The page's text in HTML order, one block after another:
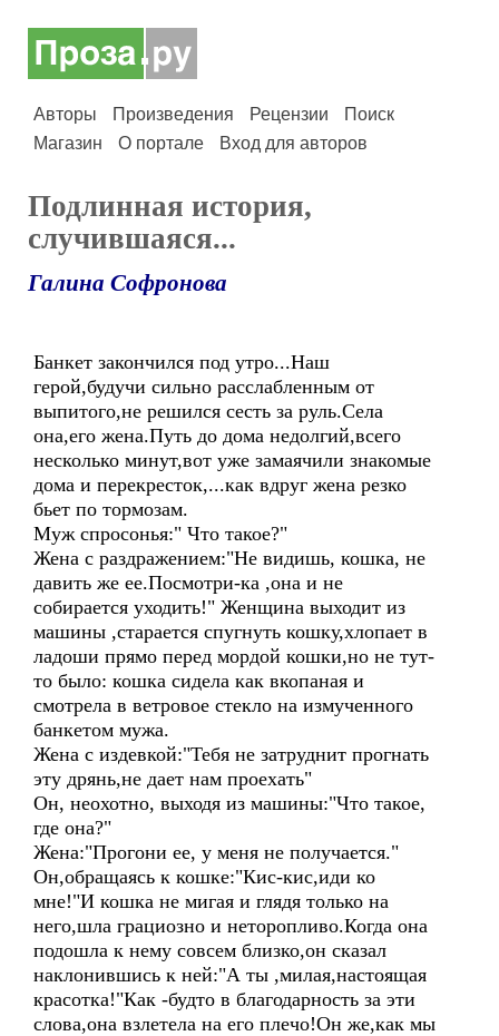
Авторы Произведения Рецензии
Поиск
Магазин
О портале Вход для авторов
Подлинная история,
случившаяся...
Галина Софронова
Банкет закончился под утро...Наш
герой,будучи сильно расслабленным от
выпитого,не решился сесть за руль.Села
она,его жена.Путь до дома недолгий,всего
несколько минут,вот уже замаячили знакомые
дома и перекресток,...как вдруг жена резко
бьет по тормозам.
Муж спросонья:" Что такое?"
Жена с раздражением:"Не видишь, кошка, не
давить же ее.Посмотри-ка ,она и не
собирается уходить!" Женщина выходит из
машины ,старается спугнуть кошку,хлопает в
ладоши прямо перед мордой кошки,но не тут-
то было: кошка сидела как вкопаная и
смотрела в ветровое стекло на измученного
банкетом мужа.
Жена с издевкой:"Тебя не затруднит прогнать
эту дрянь,не дает нам проехать"
Он, неохотно, выходя из машины:"Что такое,
где она?"
Жена:"Прогони ее, у меня не получается."
Он,обращаясь к кошке:"Кис-кис,иди ко
мне!"И кошка не мигая и глядя только на
него,шла грациозно и неторопливо.Когда она
подошла к нему совсем близко,он сказал
наклонившись к ней:"А ты ,милая,настоящая
красотка!"Как -будто в благодарность за эти
слова,она взлетела на его плечо!Он же,как мы